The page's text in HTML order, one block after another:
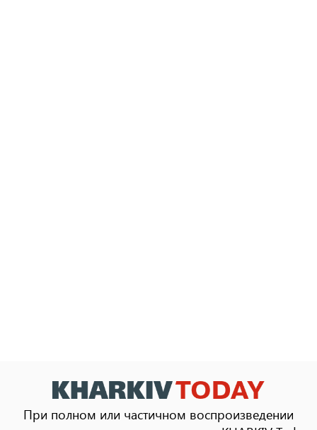
При полном или частичном воспроизведении